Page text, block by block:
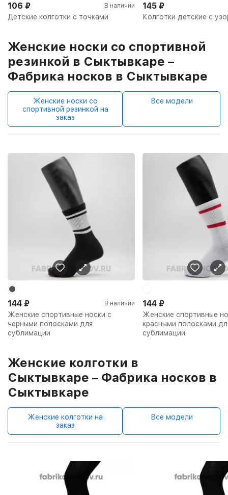
Детские колготки с точками
106 ₽ В наличии
Колготки детские с
145 ₽
Женские носки со спортивной
резинкой в Сыктывкаре –
Фабрика носков в Сыктывкаре
Женские носки со
спортивной резинкой на
заказ
Все модели
Женские спортивные носки с
черными полосками для
сублимации
144 ₽ В наличии
Женские спортивные
красными полосками
сублимации
144 ₽
Женские колготки в
Сыктывкаре – Фабрика носков в
Сыктывкаре
Женские колготки на
заказ
Все модели